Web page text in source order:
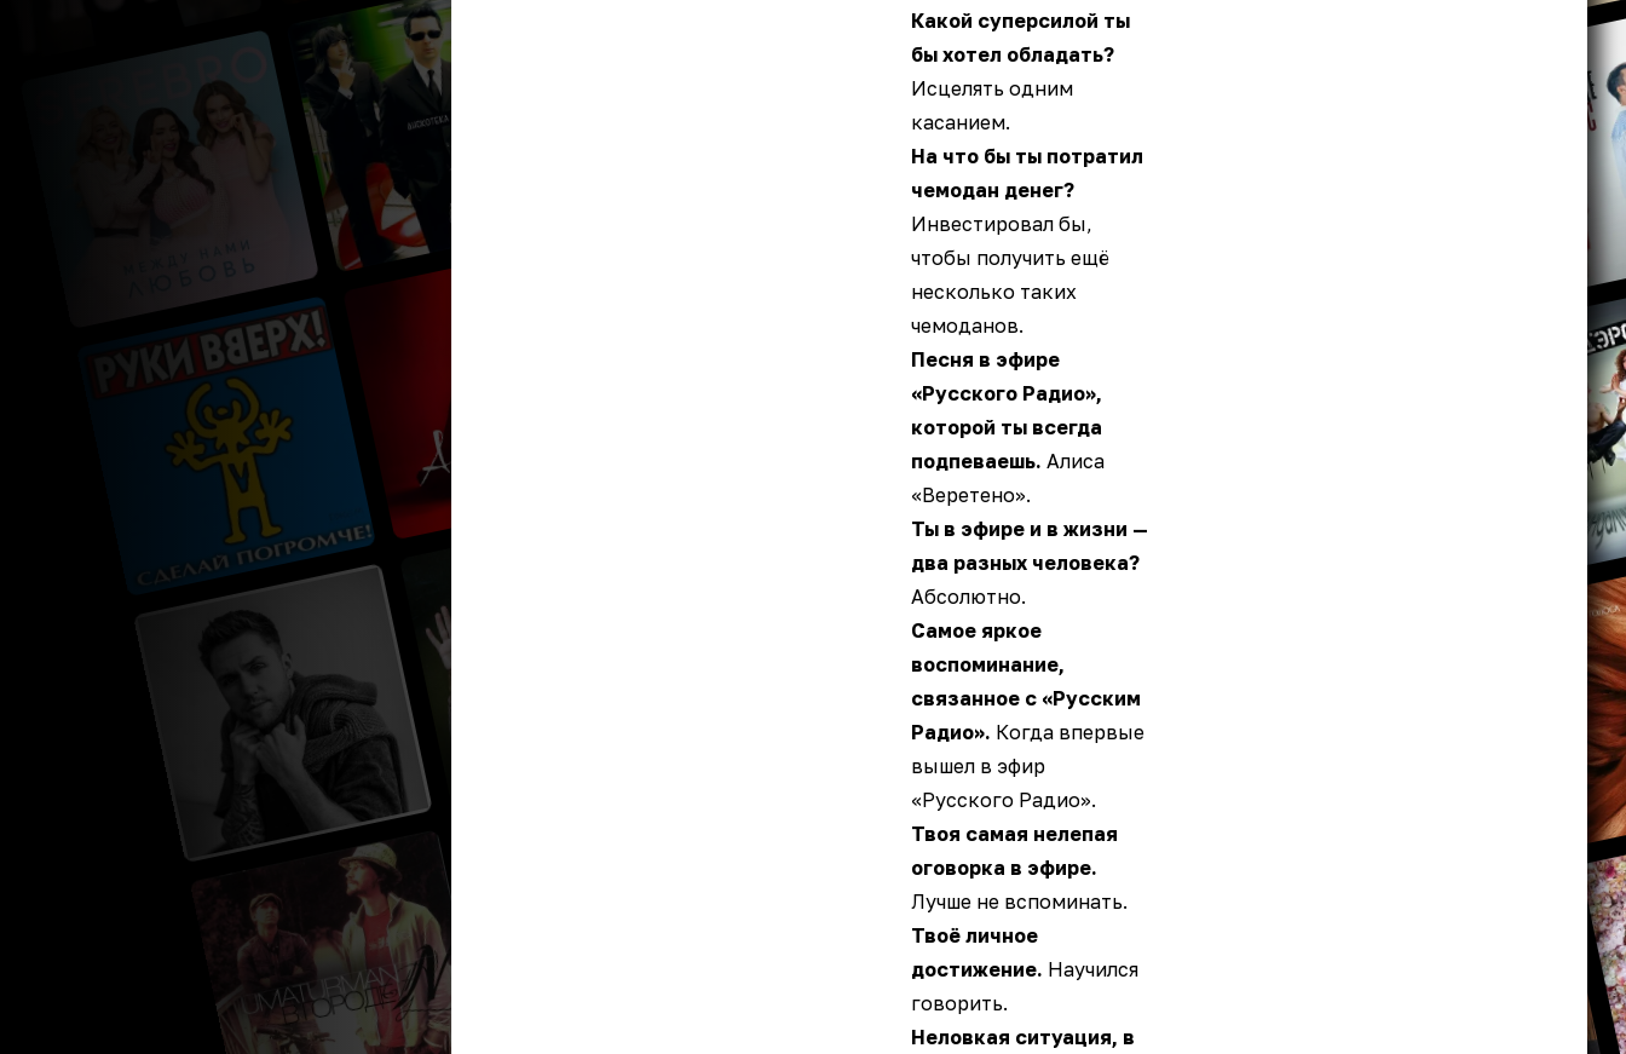
Какой суперсилой ты
бы хотел обладать?
Исцелять одним
касанием.
На что бы ты потратил
чемодан денег?
Инвестировал бы,
чтобы получить ещё
несколько таких
чемоданов.
Песня в эфире
«Русского Радио»,
которой ты всегда
подпеваешь. Алиса
«Веретено».
Ты в эфире и в жизни —
два разных человека?
Абсолютно.
Самое яркое
воспоминание,
связанное с «Русским
Радио». Когда впервые
вышел в эфир
«Русского Радио».
Твоя самая нелепая
оговорка в эфире.
Лучше не вспоминать.
Твоё личное
достижение. Научился
говорить.
Неловкая ситуация, в